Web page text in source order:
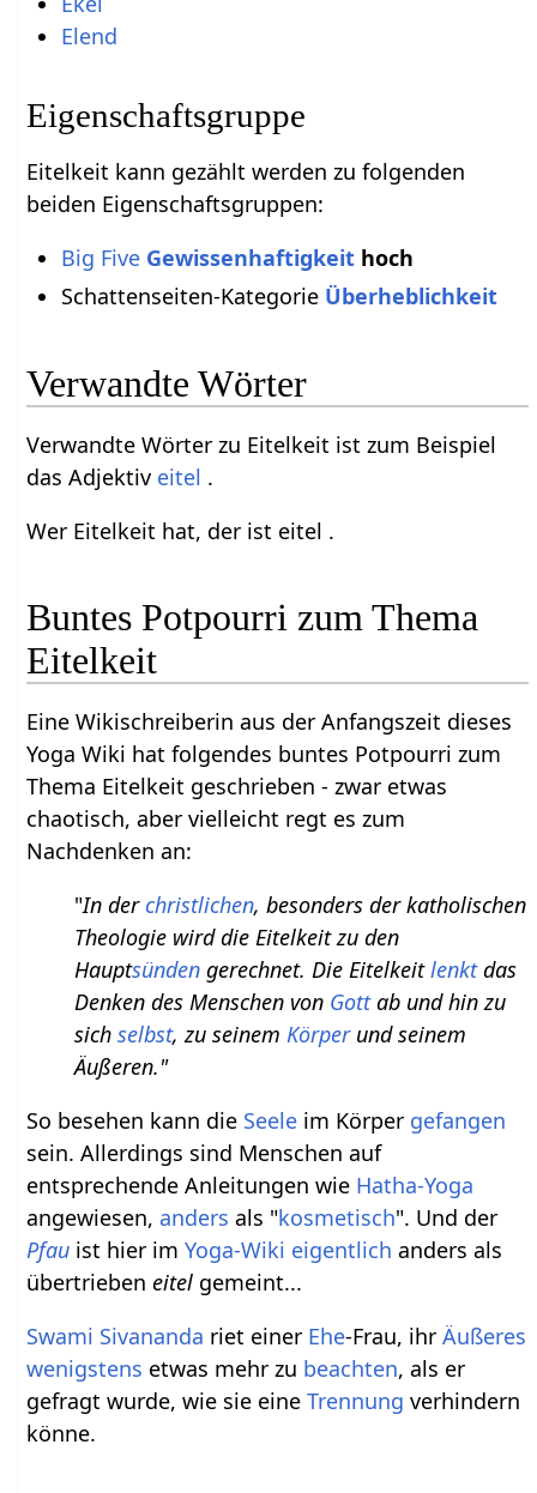
Elend
Eigenschaftsgruppe
Eitelkeit kann gezählt werden zu folgenden
beiden Eigenschaftsgruppen:
Big Five Gewissenhaftigkeithoch
Schattenseiten-Kategorie Überheblichkeit
Verwandte Wörter
Verwandte Wörter zu Eitelkeit ist zum Beispiel
das Adjektiv eitel .
Wer Eitelkeit hat, der ist eitel .
Buntes Potpourri zum Thema
Eitelkeit
Eine Wikischreiberin aus der Anfangszeit dieses
Yoga Wiki hat folgendes buntes Potpourri zum
Thema Eitelkeit geschrieben - zwar etwas
chaotisch, aber vielleicht regt es zum
Nachdenken an:
"In der christlichen, besonders der katholischen
Theologie wird die Eitelkeit zu den
Hauptsünden gerechnet. Die Eitelkeitlenktdas
Denken des Menschen von Gottab und hin zu
sichselbst, zu seinemKörperund seinem
Äußeren."
So besehen kann die Seele im Körper gefangen
sein. Allerdings sind Menschen auf
entsprechende Anleitungen wie Hatha-Yoga
angewiesen, anders als "kosmetisch". Und der
Pfau ist hier imYoga-Wiki eigentlich anders als
übertriebeneitel gemeint...
Swami Sivananda riet einer Ehe-Frau, ihrÄußeres
wenigstens etwas mehr zu beachten, als er
gefragt wurde, wie sie eineTrennung verhindern
könne.